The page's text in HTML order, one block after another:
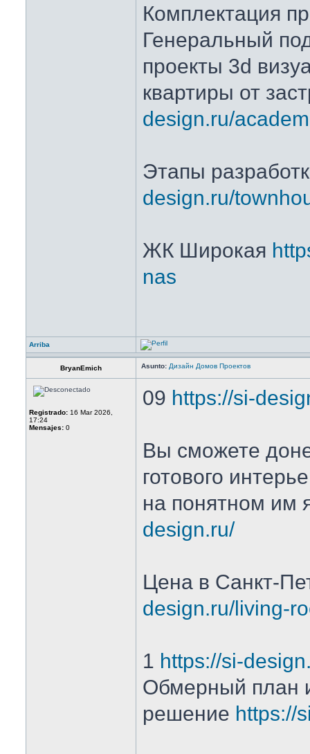
Комплектация
Генеральный
проекты 3d
квартиры от
design.ru/
Этапы
design.ru/
ЖК Широкая
nas
Arriba
BryanEmich Asunto: Дизайн Домов Проектов
Registrado: 16 Mar 2026,
17:24
Mensajes: 0
09 https://si-
Вы сможете
готового
на понятном им
design.ru/
Цена в Санкт-
design.ru/living-
1 https://si-
Обмерный план
решение https://